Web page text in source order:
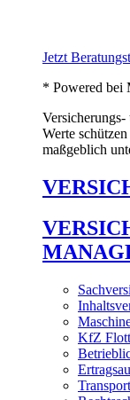
Jetzt
* Powered bei
Werte
maßgeblich
KfZ